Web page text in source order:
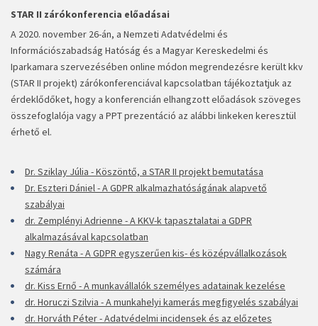
STAR II zárókonferencia előadásai
A 2020. november 26-án, a Nemzeti Adatvédelmi és
Információszabadság Hatóság és a Magyar Kereskedelmi és
Iparkamara szervezésében online módon megrendezésre kerültkkv
(STAR II projekt) zárókonferenciával kapcsolatban tájékoztatjuk az
érdeklődőket, hogy a konferencián elhangzott előadások szöveges
összefoglalója vagy a PPT prezentáció az alábbi linkeken keresztül
érhető el.
Dr. Sziklay Júlia -Köszöntő, a STAR II projekt bemutatása
Dr. Eszteri Dániel -A GDPR alkalmazhatóságának alapvető
szabályai
dr. Zemplényi Adrienne -A KKV-k tapasztalatai a GDPR
alkalmazásával kapcsolatban
Nagy Renáta -A GDPR egyszerűen kis-és középvállalkozások
számára
dr. Kiss Ernő -A munkavállalók személyes adatainak kezelése
dr. Horuczi Szilvia -A munkahelyi kamerás megfigyelés szabályai
dr. Horváth Péter -Adatvédelmi incidensek és az előzetes